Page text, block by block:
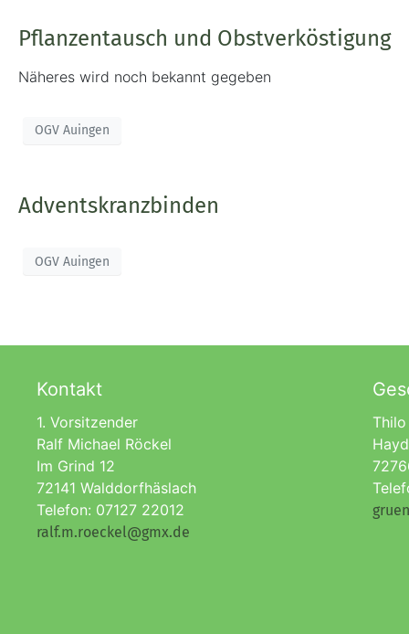
Pflanzentausch und Obstverköstigung
Näheres wird noch bekannt gegeben
OGV Auingen
Adventskranzbinden
OGV Auingen
Kontakt
1. Vorsitzender
Ralf Michael Röckel
Im Grind 12
72141 Walddorfhäslach
Telefon: 07127 22012
ralf.m.roeckel@gmx.de